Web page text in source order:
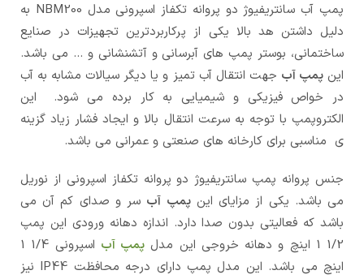
پمپ آب سانتریفیوژ دو پروانه تکفاز اسپرونی مدل NBM200 به
دلیل داشتن هد بالا یکی از پرکاربردترین تجهیزات در صنایع
ساختمانی، بوستر پمپ های آبرسانی و آتشنشانی و … می باشد.
اینپمپ آب جهت انتقال آب تمیز و یا دیگر سیالات مشابه به آب
در خواص فیزیکی و شیمیایی به کار برده می شود. این
الکتروپمپ با توجه به سرعت انتقال بالا و ایجاد فشار زیاد گزینه
ی مناسبی برای کارخانه های صنعتی و عمرانی می باشد.
جنس پروانه پمپ سانتریفیوژ دو پروانه تکفاز اسپرونی از نوریل
می باشد. یکی از مزایای اینپمپ آب سر و صدای کم آن می
باشد که فعالیتی بدون صدا دارد. اندازه دهانه ورودی این پمپ
1/2 1 اینچ و دهانه خروجی این مدل
پمپ آب
اسپرونی 1/4 1
اینچ می باشد. این مدل پمپ دارای درجه محافظت IP44 نیز